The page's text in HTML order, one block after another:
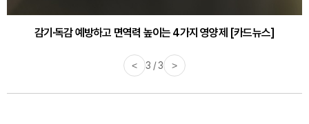
감기·독감 예방하고 면역력 높이는 4가지 영양제 [카드뉴스]
< 3 / 3 >